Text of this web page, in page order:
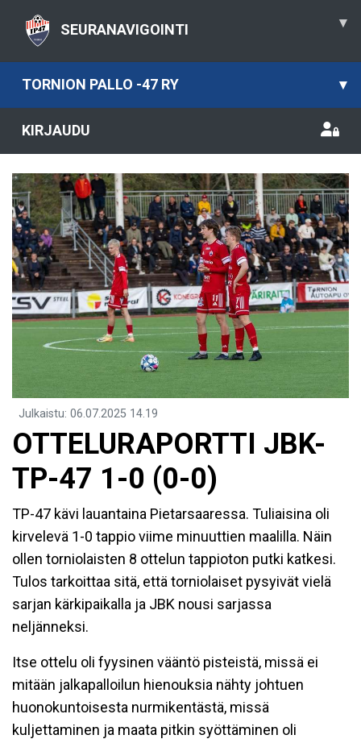
SEURANAVIGOINTI ▾
TORNION PALLO -47 RY ▾
KIRJAUDU
Julkaistu: 06.07.2025 14.19
​OTTELURAPORTTI JBK-
TP-47 1-0 (0-0)
TP-47 kävi lauantaina Pietarsaaressa. Tuliaisina oli
kirvelevä 1-0 tappio viime minuuttien maalilla. Näin
ollen torniolaisten 8 ottelun tappioton putki katkesi.
Tulos tarkoittaa sitä, että torniolaiset pysyivät vielä
sarjan kärkipaikalla ja JBK nousi sarjassa
neljänneksi.
Itse ottelu oli fyysinen vääntö pisteistä, missä ei
mitään jalkapalloilun hienouksia nähty johtuen
huonokuntoisesta nurmikentästä, missä
kuljettaminen ja maata pitkin syöttäminen oli